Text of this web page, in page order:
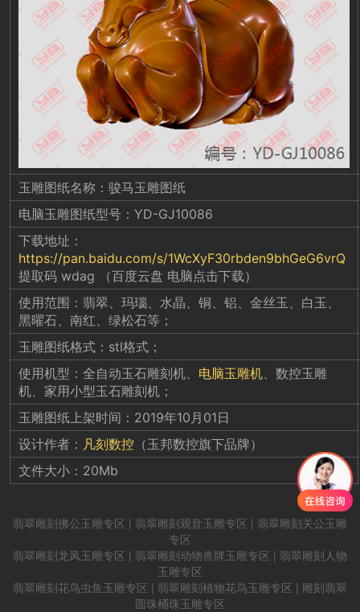
玉雕图纸名称：骏马玉雕图纸
电脑玉雕图纸型号：YD-GJ10086
下载地址：
https://pan.baidu.com/s/1WcXyF30rbden9bhGeG6vrQ
提取码 wdag （百度云盘 电脑点击下载）
使用范围：翡翠、玛瑙、水晶、铜、铝、金丝玉、白玉、
黑曜石、南红、绿松石等；
玉雕图纸格式：stl格式；
使用机型：全自动玉石雕刻机、 电脑玉雕机、数控玉雕
机、家用小型玉石雕刻机；
玉雕图纸上架时间：2019年10月01日
设计作者： 凡刻数控 （玉邦数控旗下品牌）
文件大小：20Mb
翡翠雕刻佛公玉雕专区 | 翡翠雕刻观音玉雕专区 | 翡翠雕刻关公玉雕
专区
翡翠雕刻龙凤玉雕专区 | 翡翠雕刻动物兽牌玉雕专区 | 翡翠雕刻 人物
玉雕专区
翡翠雕刻花鸟虫鱼 玉雕专区 | 翡翠雕刻植物花鸟玉雕专区 | 雕刻翡翠
圆珠桶珠玉雕专区